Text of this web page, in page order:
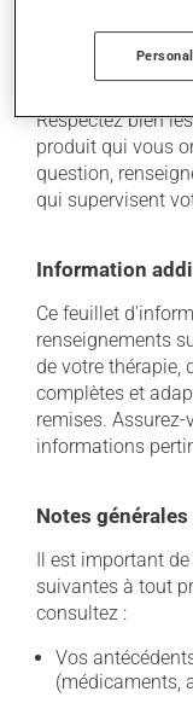
Conservation
Respectez bien
produit qui vous
question,
qui supervisent
Information
Ce feuillet
renseignements
de votre thérapie,
complètes et
remises.
informations
Notes générales
Il est important
suivantes à tout
consultez :
Vos
(médicaments,